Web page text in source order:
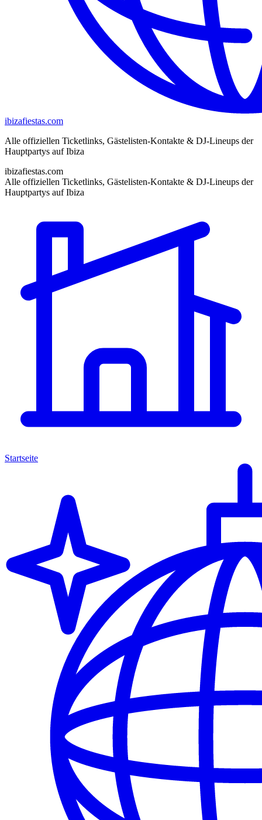
ibizafiestas.com
Alle offiziellen Ticketlinks, Gästelisten-Kontakte & DJ-Lineups der
Hauptpartys auf Ibiza
ibizafiestas.com
Alle offiziellen Ticketlinks, Gästelisten-Kontakte & DJ-Lineups der
Hauptpartys auf Ibiza
Startseite